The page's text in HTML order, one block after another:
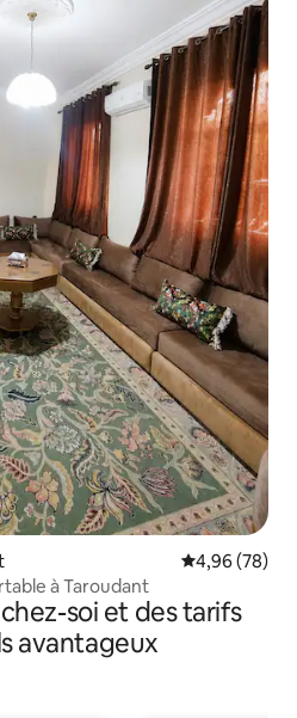
Évaluation
4,96 (78)
à Taroudant
soi et des tarifs
avantageux